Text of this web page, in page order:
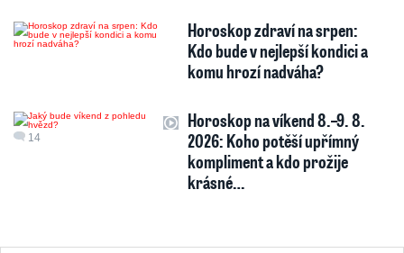
Horoskop zdraví na srpen:
Kdo bude v nejlepší kondici a
komu hrozí nadváha?
14
Horoskop na víkend 8.–9. 8.
2026: Koho potěší upřímný
kompliment a kdo prožije
krásné…